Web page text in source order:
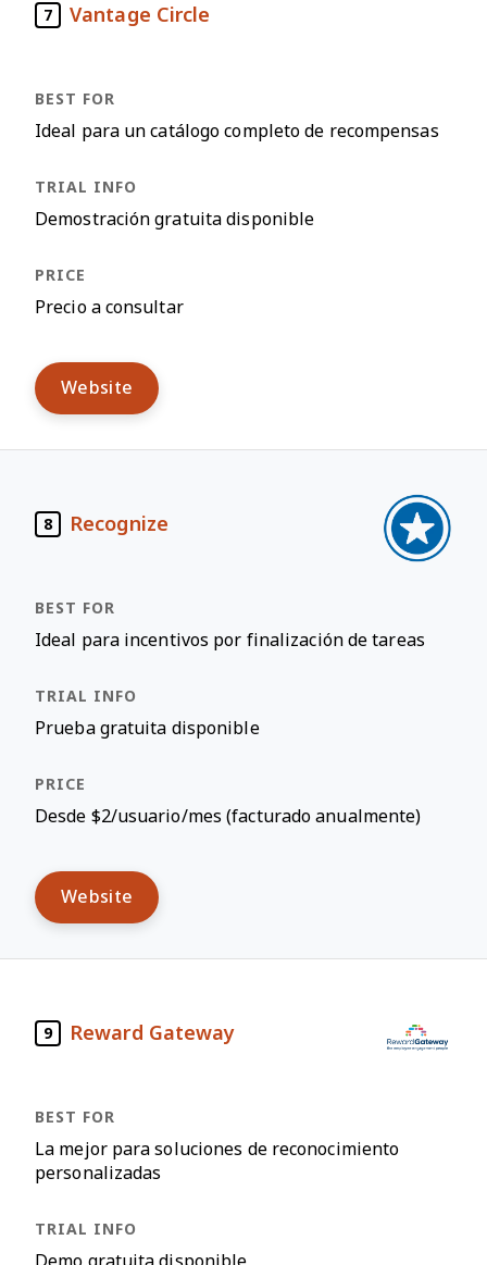
7 Vantage Circle
Ideal para un catálogo completo de recompensas
Demostración gratuita disponible
Precio a consultar
Website
8 Recognize
Ideal para incentivos por finalización de tareas
Prueba gratuita disponible
Desde $2/usuario/mes (facturado anualmente)
Website
9 Reward Gateway
La mejor para soluciones de reconocimiento
personalizadas
Demo gratuita disponible